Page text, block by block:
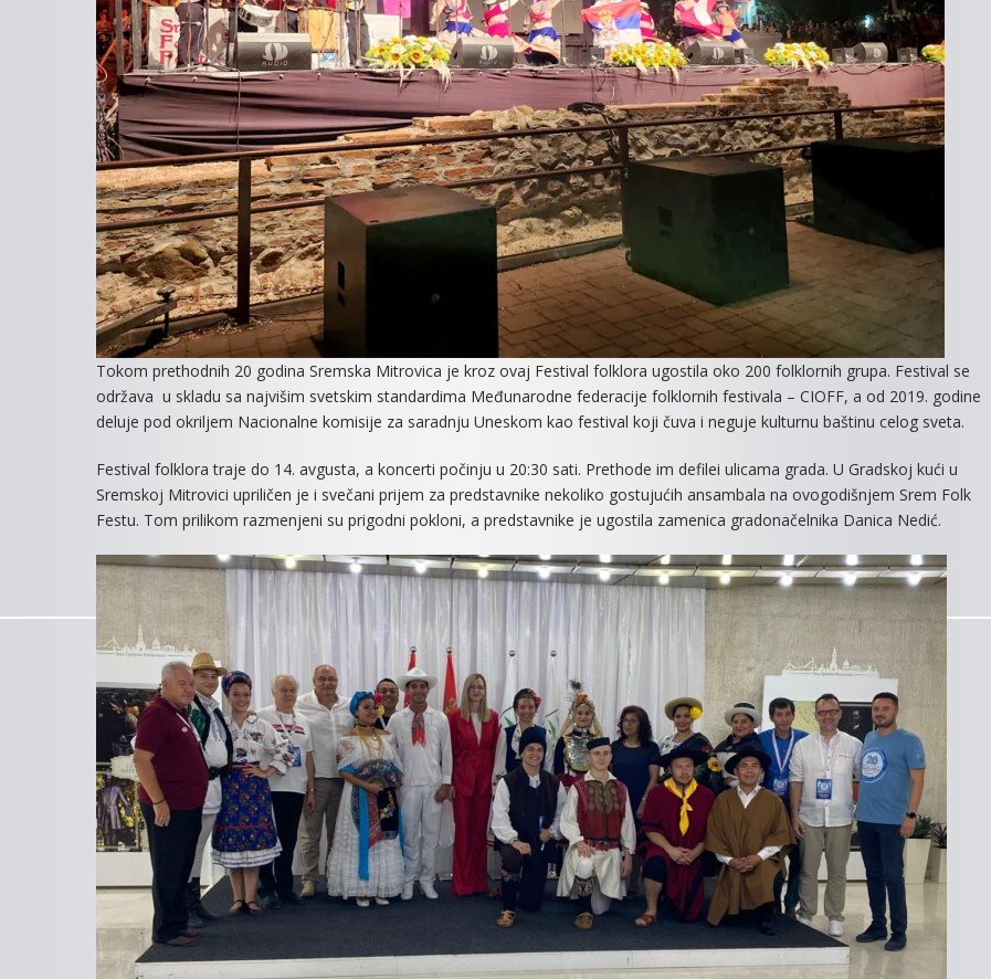
Tokom prethodnih 20 godina Sremska Mitrovica je kroz ovaj Festival folklora ugostila oko 200 folklornih grupa. Festival se
održava u skladu sa najvišim svetskim standardima Međunarodne federacije folklornih festivala – CIOFF, a od 2019. godine
deluje pod okriljem Nacionalne komisije za saradnju Uneskom kao festival koji čuva i neguje kulturnu baštinu celog sveta.
Festival folklora traje do 14. avgusta, a koncerti počinju u 20:30 sati. Prethode im defilei ulicama grada. U Gradskoj kući u
Sremskoj Mitrovici upriličen je i svečani prijem za predstavnike nekoliko gostujućih ansambala na ovogodišnjem Srem Folk
Festu. Tom prilikom razmenjeni su prigodni pokloni, a predstavnike je ugostila zamenica gradonačelnika Danica Nedić.